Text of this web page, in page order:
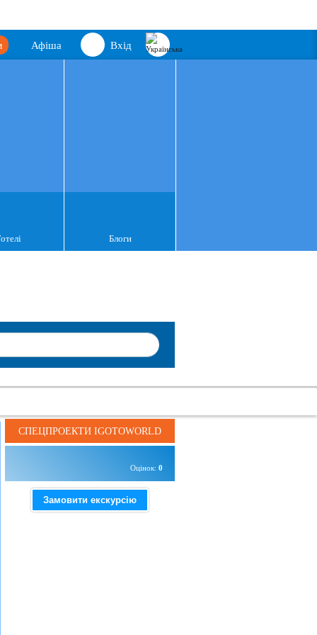
Вхід
Афіша
Блоги
СПЕЦПРОЕКТИ IGOTOWORLD
Оцінок: 0
Замовити екскурсію